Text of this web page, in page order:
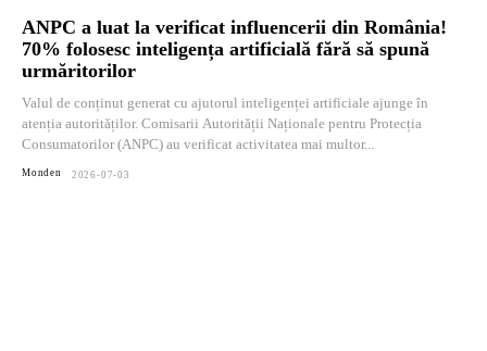
ANPC a luat la verificat influencerii din România!
70% folosesc inteligența artificială fără să spună
urmăritorilor
Valul de conținut generat cu ajutorul inteligenței artificiale ajunge în
atenția autorităților. Comisarii Autorității Naționale pentru Protecția
Consumatorilor (ANPC) au verificat activitatea mai multor...
Monden 2026-07-03